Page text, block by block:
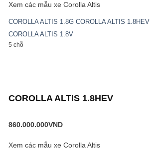
Xem các mẫu xe Corolla Altis
COROLLA ALTIS 1.8G COROLLA ALTIS 1.8HEV
COROLLA ALTIS 1.8V
5 chỗ
COROLLA ALTIS 1.8HEV
860.000.000VND
Xem các mẫu xe Corolla Altis